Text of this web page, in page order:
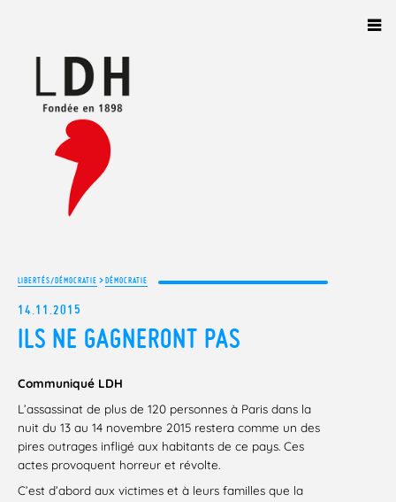
LIBERTÉS/DÉMOCRATIE >DÉMOCRATIE
14.11.2015
ILS NE GAGNERONT PAS
Communiqué LDH
L’assassinat de plus de 120 personnes à Paris dans la
nuit du 13 au 14 novembre 2015 restera comme un des
pires outrages infligé aux habitants de ce pays. Ces
actes provoquent horreur et révolte.
C’est d’abord aux victimes et à leurs familles que la